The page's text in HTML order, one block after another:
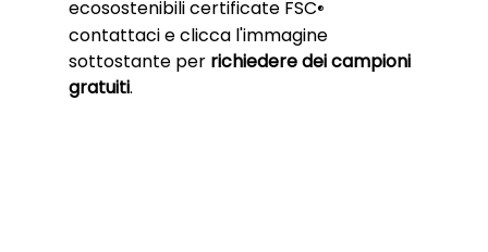
ecosostenibili certificate FSC®
contattaci e clicca l'immagine
sottostante per richiedere dei campioni
gratuiti.